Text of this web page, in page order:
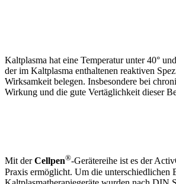
Kaltplasma hat eine Temperatur unter 40°
der im Kaltplasma enthaltenen reaktiven
Wirksamkeit belegen. Insbesondere bei
Wirkung und die gute Vertäglichkeit dieser
Mit derCellpen®-Gerätereihe ist es der
Praxis ermöglicht. Um die unterschiedlichen